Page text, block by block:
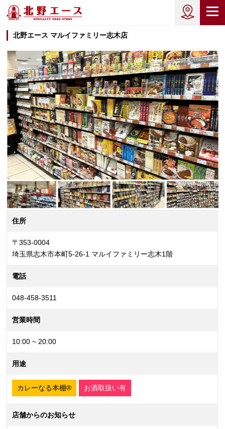
北野エース マルイファミリー志木店
住所
〒353-0004
埼玉県志木市本町5-26-1 マルイファミリー志木1階
電話
048-458-3511
営業時間
10:00 ~ 20:00
用途
カレーなる本棚® お酒取扱い有
店舗からのお知らせ